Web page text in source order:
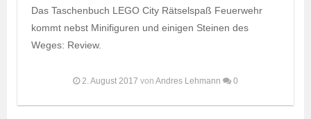
Das Taschenbuch LEGO City Rätselspaß Feuerwehr
kommt nebst Minifiguren und einigen Steinen des
Weges: Review.
2. August 2017 von Andres Lehmann 0